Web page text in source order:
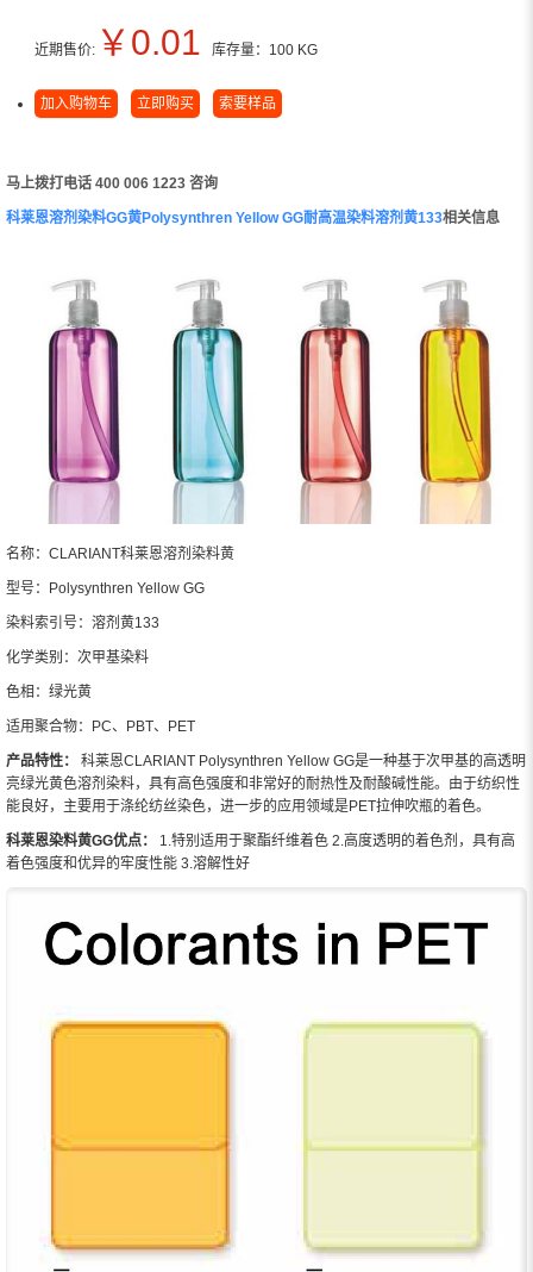
近期售价: ￥0.01 库存量： 100 KG
加入购物车 立即购买 索要样品
马上拨打电话 400 006 1223 咨询
科莱恩溶剂染料GG黄Polysynthren Yellow GG耐高温染料溶剂黄133相关信息
名称：CLARIANT科莱恩溶剂染料黄
型号：Polysynthren Yellow GG
染料索引号：溶剂黄133
化学类别：次甲基染料
色相：绿光黄
适用聚合物：PC、PBT、PET
产品特性：
科莱恩CLARIANT Polysynthren Yellow GG是一种基于次甲基的高透明
亮绿光黄色溶剂染料，具有高色强度和非常好的耐热性及耐酸碱性能。由于纺织性
能良好，主要用于涤纶纺丝染色，进一步的应用领域是PET拉伸吹瓶的着色。
科莱恩染料黄GG优点：
1.特别适用于聚酯纤维着色 2.高度透明的着色剂，具有高
着色强度和优异的牢度性能 3.溶解性好